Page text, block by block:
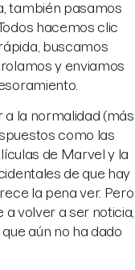
también pasamos
hacemos clic
buscamos
y enviamos
a la normalidad (más
como las
de Marvel y la
de que hay
la pena ver. Pero
volver a ser noticia,
aún no ha dado